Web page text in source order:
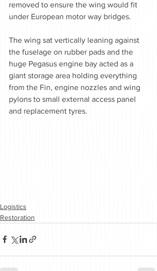
removed to ensure the wing would fit
under European motor way bridges.
The wing sat vertically leaning against
the fuselage on rubber pads and the
huge Pegasus engine bay acted as a
giant storage area holding everything
from the Fin, engine nozzles and wing
pylons to small external access panel
and replacement tyres.
Logistics
Restoration